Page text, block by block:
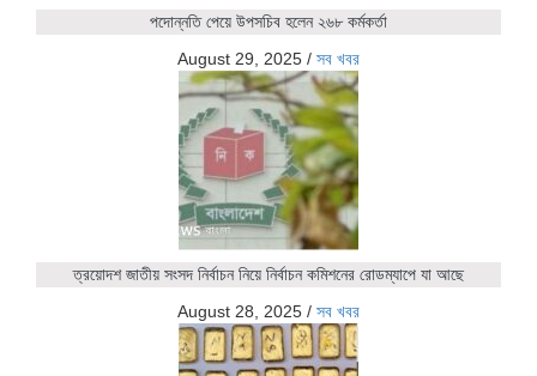
পদোন্নতি পেয়ে উপসচিব হলেন ২৬৮ কর্মকর্তা
August 29, 2025 / সব খবর
ত্রয়োদশ জাতীয় সংসদ নির্বাচন নিয়ে নির্বাচন কমিশনের রোডম্যাপে যা আছে
August 28, 2025 / সব খবর